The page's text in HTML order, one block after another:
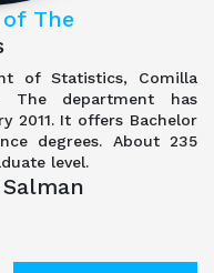
The
of Statistics, Comilla
The department has
2011. It offers Bachelor
degrees. About 235
level.